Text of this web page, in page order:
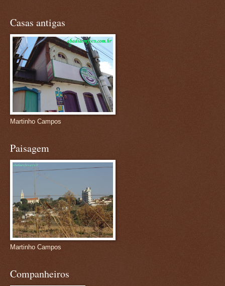
Casas antigas
Martinho Campos
Paisagem
Martinho Campos
Companheiros